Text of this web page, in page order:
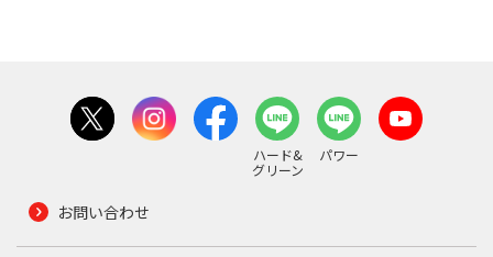
ハード&
グリーン
パワー
お問い合わせ